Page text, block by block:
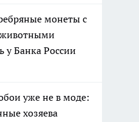
монеты с
у Банка России
уже не в моде:
хозяева